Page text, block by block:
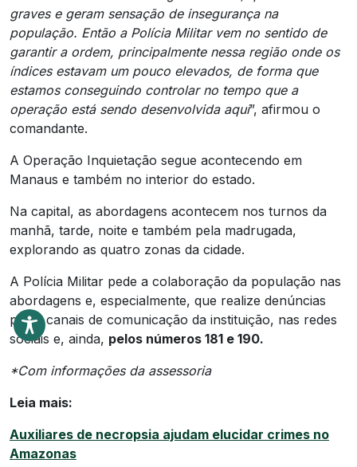
graves e geram sensação de insegurança na
população. Então a Polícia Militar vem no sentido de
garantir a ordem, principalmente nessa região onde os
índices estavam um pouco elevados, de forma que
estamos conseguindo controlar no tempo que a
operação está sendo desenvolvida aqui”, afirmou o
comandante.
A Operação Inquietação segue acontecendo em
Manaus e também no interior do estado.
Na capital, as abordagens acontecem nos turnos da
manhã, tarde, noite e também pela madrugada,
explorando as quatro zonas da cidade.
A Polícia Militar pede a colaboração da população nas
abordagens e, especialmente, que realize denúncias
pelos canais de comunicação da instituição, nas redes
sociais e, ainda, pelos números 181 e 190.
*Com informações da assessoria
Leia mais:
Auxiliares de necropsia ajudam elucidar crimes no
Amazonas